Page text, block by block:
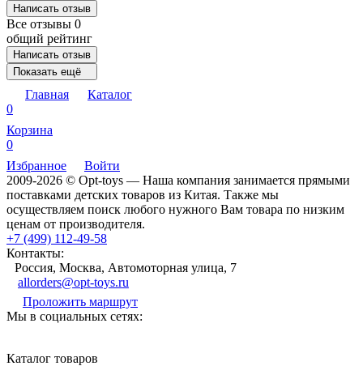
Написать отзыв
Все отзывы 0
общий рейтинг
Написать отзыв
Показать ещё
Главная
Каталог
0
Корзина
0
Избранное
Войти
2009-2026 © Opt-toys — Наша компания занимается прямыми
поставками детских товаров из Китая. Также мы
осуществляем поиск любого нужного Вам товара по низким
ценам от производителя.
+7 (499) 112-49-58
Контакты:
Россия, Москва, Автомоторная улица, 7
allorders@opt-toys.ru
Проложить маршрут
Мы в социальных сетях:
Каталог товаров